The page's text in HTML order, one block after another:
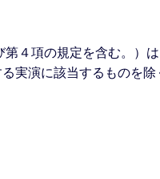
４項の規定を含む。）
実演に該当するものを除